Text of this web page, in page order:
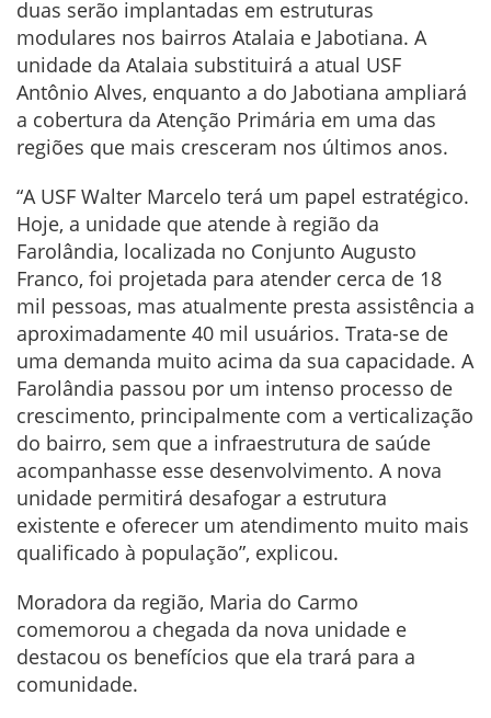
duas serão implantadas em estruturas
modulares nos bairros Atalaia e Jabotiana. A
unidade da Atalaia substituirá a atual USF
Antônio Alves, enquanto a do Jabotiana ampliará
a cobertura da Atenção Primária em uma das
regiões que mais cresceram nos últimos anos.
“A USF Walter Marcelo terá um papel estratégico.
Hoje, a unidade que atende à região da
Farolândia, localizada no Conjunto Augusto
Franco, foi projetada para atender cerca de 18
mil pessoas, mas atualmente presta assistência a
aproximadamente 40 mil usuários. Trata-se de
uma demanda muito acima da sua capacidade. A
Farolândia passou por um intenso processo de
crescimento, principalmente com a verticalização
do bairro, sem que a infraestrutura de saúde
acompanhasse esse desenvolvimento. A nova
unidade permitirá desafogar a estrutura
existente e oferecer um atendimento muito mais
qualificado à população”, explicou.
Moradora da região, Maria do Carmo
comemorou a chegada da nova unidade e
destacou os benefícios que ela trará para a
comunidade.